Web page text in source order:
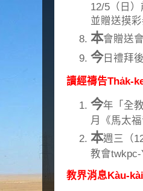
12/5（日
並贈送摸彩
本會贈送
今日禮拜
讀經禱告Tha̍k-
今年「全
月《馬太
本週三（
教會
教界消息Kàu-